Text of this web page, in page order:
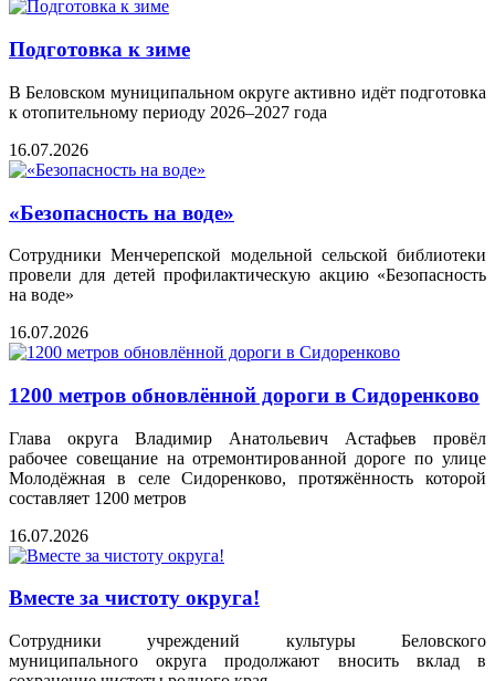
Подготовка к зиме
В Беловском муниципальном округе активно идёт подготовка
к отопительному периоду 2026–2027 года
16.07.2026
«Безопасность на воде»
Сотрудники Менчерепской модельной сельской библиотеки
провели для детей профилактическую акцию «Безопасность
на воде»
16.07.2026
1200 метров обновлённой дороги в Сидоренково
Глава округа Владимир Анатольевич Астафьев провёл
рабочее совещание на отремонтированной дороге по улице
Молодёжная в селе Сидоренково, протяжённость которой
составляет 1200 метров
16.07.2026
Вместе за чистоту округа!
Сотрудники учреждений культуры Беловского
муниципального округа продолжают вносить вклад в